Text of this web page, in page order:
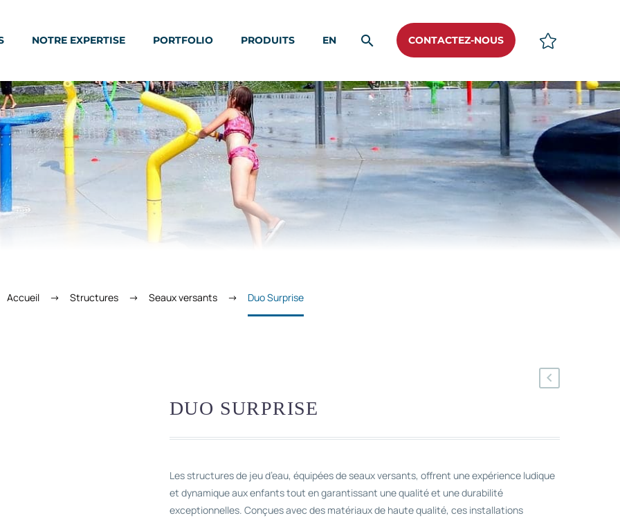
NOTRE EXPERTISE PORTFOLIO PRODUITS EN CONTACTEZ-NOUS
Accueil Structures Seaux versants Duo Surprise
DUO SURPRISE
Les structures de jeu d’eau, équipées de seaux versants, offrent une expérience ludique
et dynamique aux enfants tout en garantissant une qualité et une durabilité
exceptionnelles. Conçues avec des matériaux de haute qualité, ces installations